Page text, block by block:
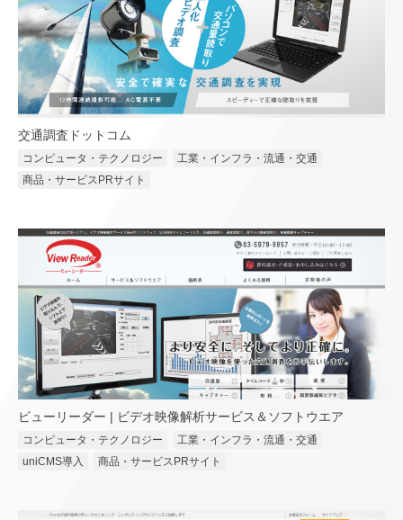
交通調査ドットコム
コンピュータ・テクノロジー
工業・インフラ・流通・交通
商品・サービスPRサイト
ビューリーダー | ビデオ映像解析サービス＆ソフトウエア
コンピュータ・テクノロジー
工業・インフラ・流通・交通
uniCMS導入
商品・サービスPRサイト